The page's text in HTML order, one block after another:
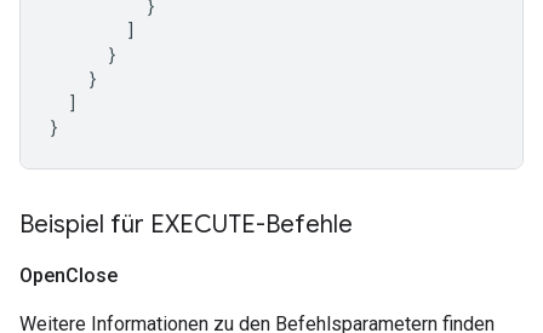
}
]
}
}
]
}
Beispiel für EXECUTE-Befehle
OpenClose
Weitere Informationen zu den Befehlsparametern finden